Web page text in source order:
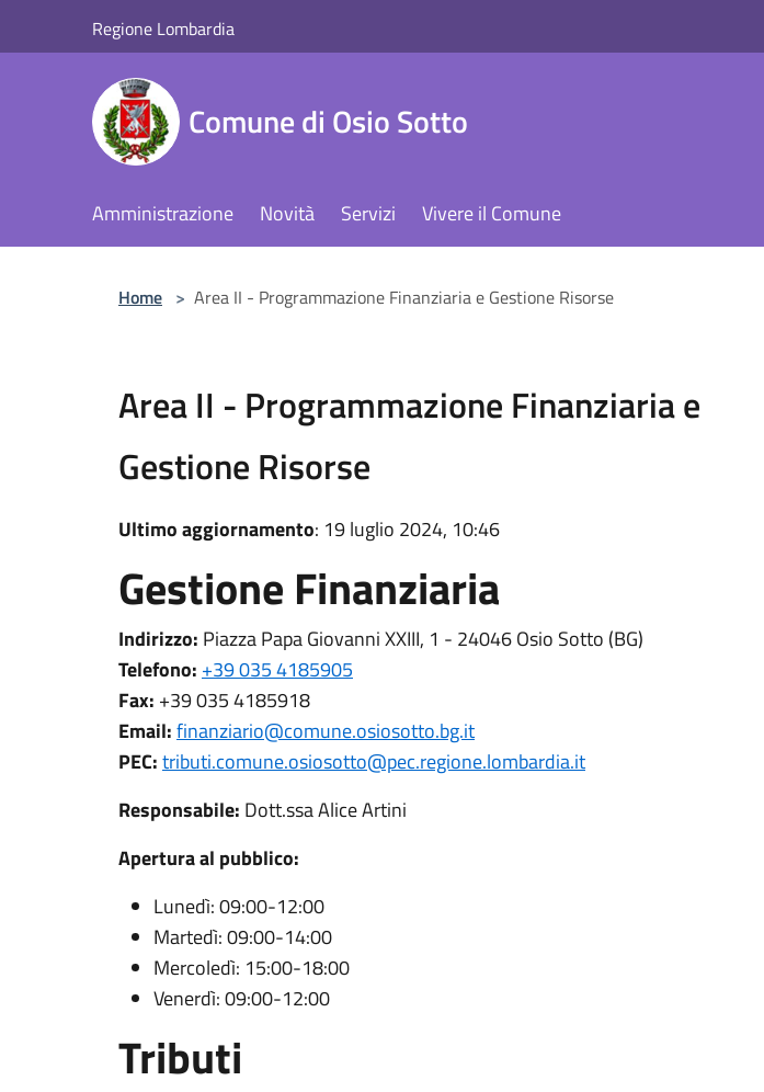
Regione Lombardia
Comune di Osio Sotto
Amministrazione Novità Servizi Vivere il Comune
Home > Area II - Programmazione Finanziaria e Gestione Risorse
Area II - Programmazione Finanziaria e
Gestione Risorse
Ultimo aggiornamento: 19 luglio 2024, 10:46
Gestione Finanziaria
Indirizzo: Piazza Papa Giovanni XXIII, 1 - 24046 Osio Sotto (BG)
Telefono: +39 035 4185905
Fax: +39 035 4185918
Email:finanziario@comune.osiosotto.bg.it
PEC:tributi.comune.osiosotto@pec.regione.lombardia.it
Responsabile: Dott.ssa Alice Artini
Apertura al pubblico:
Lunedì: 09:00-12:00
Martedì: 09:00-14:00
Mercoledì: 15:00-18:00
Venerdì: 09:00-12:00
Tributi